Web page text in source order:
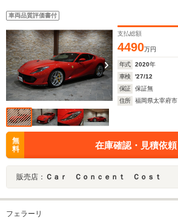
車両品質評価書付
支払総額
4490万円
年式 2020年
車検
'27/12
保証
保証無
住所
福岡県太宰府市
無
料
在庫確認・見積依頼
販売店： Ｃａｒ Ｃｏｎｃｅｎｔ Ｃｏｓｔ
フェラーリ